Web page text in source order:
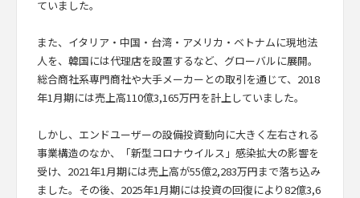
ていました。
また、イタリア・中国・台湾・アメリカ・ベトナムに現地法
人を、韓国には代理店を設置するなど、グローバルに展開。
総合商社系専門商社や大手メーカーとの取引を通じて、2018
年1月期には売上高110億3,165万円を計上していました。
しかし、エンドユーザーの設備投資動向に大きく左右される
事業構造のなか、「新型コロナウイルス」感染拡大の影響を
受け、2021年1月期には売上高が55億2,283万円まで落ち込み
ました。その後、2025年1月期には投資の回復により82億3,6